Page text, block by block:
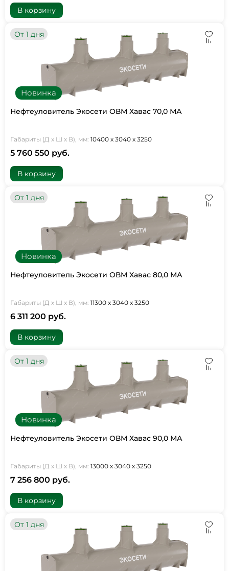
В корзину
Новинка
От 1 дня
Нефтеуловитель Экосети ОВМ Хавас 70,0 МА
Габариты (Д х Ш х В), мм: 10400 х 3040 х 3250
5 760 550 руб.
В корзину
Новинка
От 1 дня
Нефтеуловитель Экосети ОВМ Хавас 80,0 МА
Габариты (Д х Ш х В), мм: 11300 х 3040 х 3250
6 311 200 руб.
В корзину
Новинка
От 1 дня
Нефтеуловитель Экосети ОВМ Хавас 90,0 МА
Габариты (Д х Ш х В), мм: 13000 х 3040 х 3250
7 256 800 руб.
В корзину
От 1 дня